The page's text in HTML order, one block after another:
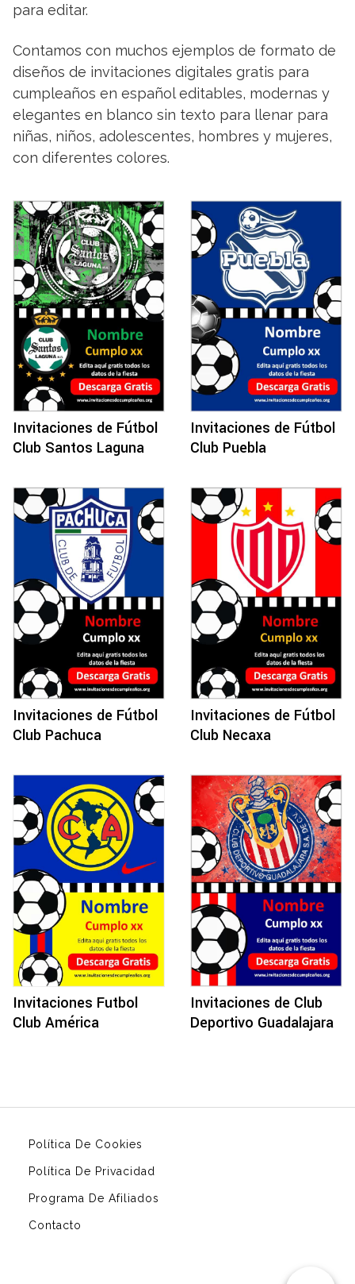
para editar.
Contamos con muchos ejemplos de formato de
diseños de invitaciones digitales gratis para
cumpleaños en español editables, modernas y
elegantes en blanco sin texto para llenar para
niñas, niños, adolescentes, hombres y mujeres,
con diferentes colores.
Invitaciones de Fútbol
Club Santos Laguna
Invitaciones de Fútbol
Club Puebla
Invitaciones de Fútbol
Club Pachuca
Invitaciones de Fútbol
Club Necaxa
Invitaciones Futbol
Club América
Invitaciones de Club
Deportivo Guadalajara
Política De Cookies
Política De Privacidad
Programa De Afiliados
Contacto